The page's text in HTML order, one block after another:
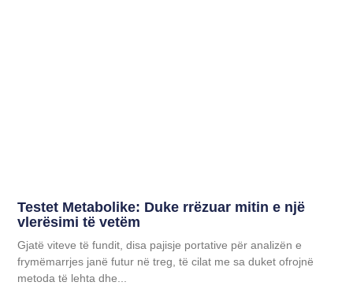
Testet Metabolike: Duke rrëzuar mitin e një
vlerësimi të vetëm
Gjatë viteve të fundit, disa pajisje portative për analizën e
frymëmarrjes janë futur në treg, të cilat me sa duket ofrojnë
metoda të lehta dhe...